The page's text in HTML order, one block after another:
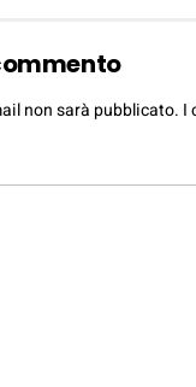
non sarà pubblicato. I